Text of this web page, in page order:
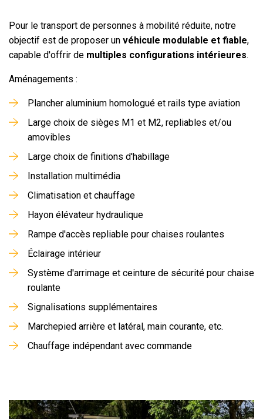
Pour le transport de personnes à mobilité réduite, notre
objectif est de proposer un véhicule modulable et fiable,
capable d'offrir de multiples configurations intérieures.
Aménagements :
Plancher aluminium homologué et rails type aviation
Large choix de sièges M1 et M2, repliables et/ou
amovibles
Large choix de finitions d'habillage
Installation multimédia
Climatisation et chauffage
Hayon élévateur hydraulique
Rampe d'accès repliable pour chaises roulantes
Éclairage intérieur
Système d'arrimage et ceinture de sécurité pour chaise
roulante
Signalisations supplémentaires
Marchepied arrière et latéral, main courante, etc.
Chauffage indépendant avec commande